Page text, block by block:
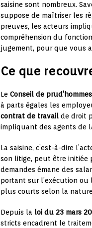
saisine sont nombreux.
suppose de maîtriser les
preuves, les acteurs
compréhension du
jugement, pour que vous
Ce que
Le Conseil de prud’hommes
à parts égales les
contrat de travail de droit
impliquant des agents de
La saisine, c’est-à-dire
son litige, peut être initiée
demandes émane des
portant sur l’exécution
plus courts selon la
Depuis la loi du 23 mars
stricts encadrent le